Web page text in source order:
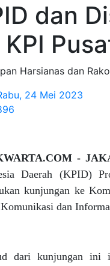
dan
KPI
Harsianas dan
24 Mei 2023
-
Daerah (KPID)
kunjungan ke
dan
dari kunjungan ini